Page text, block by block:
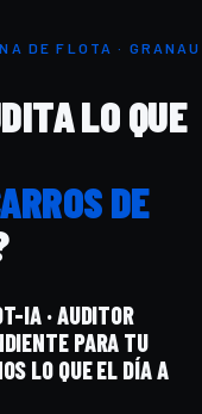
DE FLOTA ·
LO QUE
DE
IA · AUDITOR
PARA TU
LO QUE EL DÍA A